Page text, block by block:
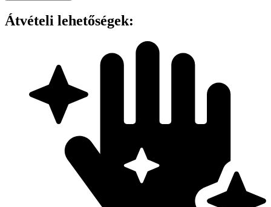
DOWN-
TOUCH
Átvételi lehetőségek: